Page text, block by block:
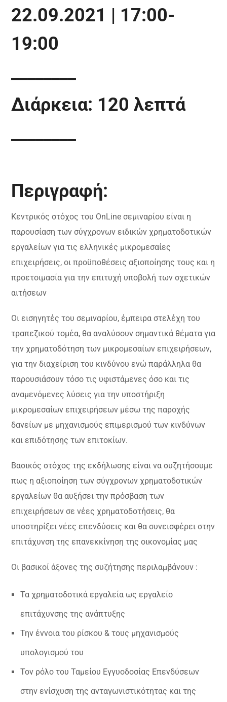
22.09.2021 | 17:00-
19:00
Διάρκεια: 120 λεπτά
Περιγραφή:
Κεντρικός στόχος του OnLine σεμιναρίου είναι η
παρουσίαση των σύγχρονων ειδικών χρηματοδοτικών
εργαλείων για τις ελληνικές μικρομεσαίες
επιχειρήσεις, οι προϋποθέσεις αξιοποίησης τους και η
προετοιμασία για την επιτυχή υποβολή των σχετικών
αιτήσεων
Οι εισηγητές του σεμιναρίου, έμπειρα στελέχη του
τραπεζικού τομέα, θα αναλύσουν σημαντικά θέματα για
την χρηματοδότηση των μικρομεσαίων επιχειρήσεων,
για την διαχείριση του κινδύνου ενώ παράλληλα θα
παρουσιάσουν τόσο τις υφιστάμενες όσο και τις
αναμενόμενες λύσεις για την υποστήριξη
μικρομεσαίων επιχειρήσεων μέσω της παροχής
δανείων με μηχανισμούς επιμερισμού των κινδύνων
και επιδότησης των επιτοκίων.
Βασικός στόχος της εκδήλωσης είναι να συζητήσουμε
πως η αξιοποίηση των σύγχρονων χρηματοδοτικών
εργαλείων θα αυξήσει την πρόσβαση των
επιχειρήσεων σε νέες χρηματοδοτήσεις, θα
υποστηρίξει νέες επενδύσεις και θα συνεισφέρει στην
επιτάχυνση της επανεκκίνηση της οικονομίας μας
Οι βασικοί άξονες της συζήτησης περιλαμβάνουν :
Τα χρηματοδοτικά εργαλεία ως εργαλείο
επιτάχυνσης της ανάπτυξης
Την έννοια του ρίσκου & τους μηχανισμούς
υπολογισμού του
Τον ρόλο του Ταμείου Εγγυοδοσίας Επενδύσεων
στην ενίσχυση της ανταγωνιστικότητας και της